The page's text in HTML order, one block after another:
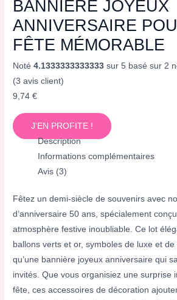
BANNIÈRE JOYEUX
ANNIVERSAIRE
FÊTE MÉMORABLE
Noté4.1333333333333 sur 5 basé sur 2
(3 avis client)
9,74€
J'EN PROFITE !
Description
Informations complémentaires
Avis (3)
Fêtez un demi-siècle de souvenirs avec
d’anniversaire 50 ans, spécialement
atmosphère festive inoubliable. Ce lot
ballons verts et or, symboles de luxe et
qu’une bannière joyeux anniversaire qui
invités. Que vous organisiez une surprise
fête, ces accessoires de décoration